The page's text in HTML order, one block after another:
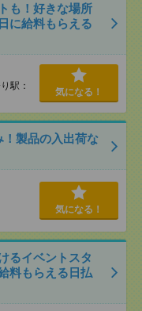
も！好きな場所
に給料もらえる
駅：
気になる！
製品の入出荷な
気になる！
るイベントスタ
料もらえる日払